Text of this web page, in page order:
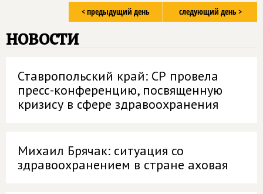
следующий день >
< предыдущий день
новости
Ставропольский край: СР провела
пресс-конференцию, посвященную
кризису в сфере здравоохранения
Михаил Брячак: ситуация со
здравоохранением в стране аховая